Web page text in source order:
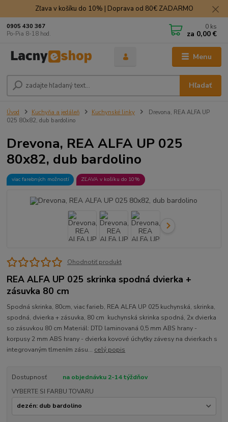
Zľava v košíku do 10% | Doprava od 80€ ZADARMO
Menu
Hľadať
0905 430 367
Po-Pia 8-18 hod.
0 ks
za 0,00 €
Úvod Kuchyňa a jedáleň Kuchynské linky
Drevona, REA ALFA UP
025 80x82, dub bardolino
Drevona, REA ALFA UP 025
80x82, dub bardolino
viac farebných možností ZĽAVA v košíku do 10%
Ohodnotiť produkt
REA ALFA UP 025 skrinka spodná dvierka +
zásuvka 80 cm
Spodná skrinka, 80cm, viac farieb, REA ALFA UP 025 kuchynská, skrinka,
spodná, dvierka + zásuvka, 80 cm kuchynská skrinka spodná, 2x dvierka
so zásuvkou 80 cm Materiál: DTD laminovaná 0,5 mm ABS hrany -
korpusy 2 mm ABS hrany - dvierka kovové úchytky závesy na dvierkach s
integrovaným tlmením zásu... celý popis
Dostupnosť
na objednávku 2-14 týždňov
VYBERTE SI FARBU TOVARU